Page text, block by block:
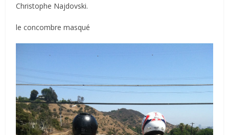
Christophe Najdovski.
le concombre masqué